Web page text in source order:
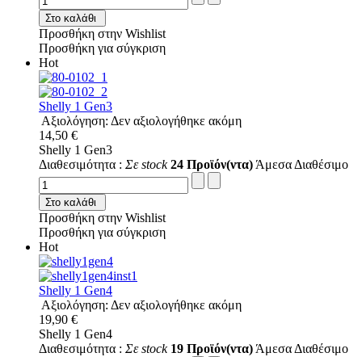
Στο καλάθι
Προσθήκη στην Wishlist
Προσθήκη για σύγκριση
Hot
Shelly 1 Gen3
Αξιολόγηση: Δεν αξιολογήθηκε ακόμη
14,50 €
Shelly 1 Gen3
Διαθεσιμότητα : Σε stock 24 Προϊόν(ντα) Άμεσα Διαθέσιμο
Στο καλάθι
Προσθήκη στην Wishlist
Προσθήκη για σύγκριση
Hot
Shelly 1 Gen4
Αξιολόγηση: Δεν αξιολογήθηκε ακόμη
19,90 €
Shelly 1 Gen4
Διαθεσιμότητα : Σε stock 19 Προϊόν(ντα) Άμεσα Διαθέσιμο